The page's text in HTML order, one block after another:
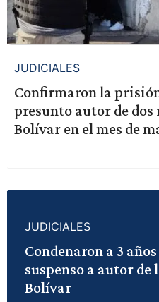
JUDICIALES
Confirmaron la
presunto autor de
Bolívar en el mes de
JUDICIALES
Condenaron a 3
suspenso a autor de
Bolívar